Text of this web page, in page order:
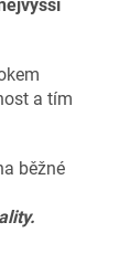
a tím
běžné